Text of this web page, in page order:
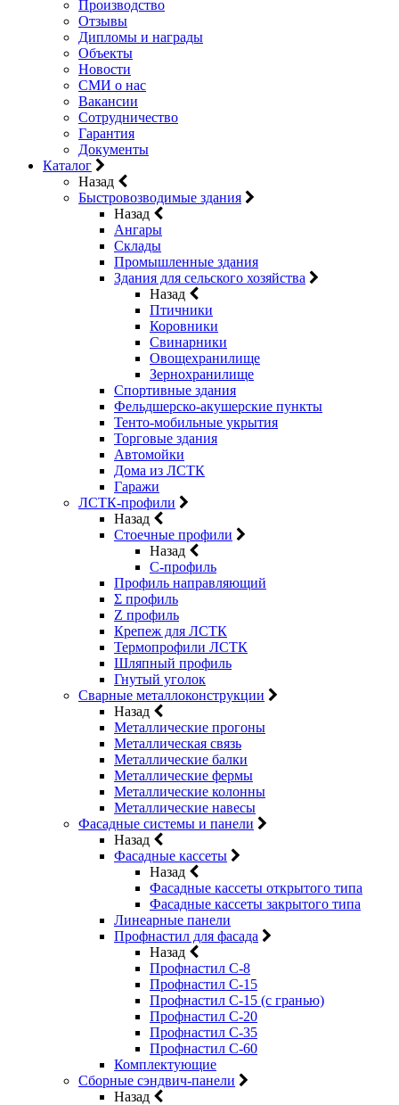
Производство
Отзывы
Дипломы и награды
Объекты
Новости
СМИ о нас
Вакансии
Сотрудничество
Гарантия
Документы
Каталог
Назад
Быстровозводимые здания
Назад
Ангары
Склады
Промышленные здания
Здания для сельского хозяйства
Назад
Птичники
Коровники
Свинарники
Овощехранилище
Зернохранилище
Спортивные здания
Фельдшерско-акушерские пункты
Тенто-мобильные укрытия
Торговые здания
Автомойки
Дома из ЛСТК
Гаражи
ЛСТК-профили
Назад
Стоечные профили
Назад
C-профиль
Профиль направляющий
Σ профиль
Z профиль
Крепеж для ЛСТК
Термопрофили ЛСТК
Шляпный профиль
Гнутый уголок
Сварные металлоконструкции
Назад
Металлические прогоны
Металлическая связь
Металлические балки
Металлические фермы
Металлические колонны
Металлические навесы
Фасадные системы и панели
Назад
Фасадные кассеты
Назад
Фасадные кассеты открытого типа
Фасадные кассеты закрытого типа
Линеарные панели
Профнастил для фасада
Назад
Профнастил С-8
Профнастил С-15
Профнастил С-15 (с гранью)
Профнастил С-20
Профнастил С-35
Профнастил С-60
Комплектующие
Сборные сэндвич-панели
Назад